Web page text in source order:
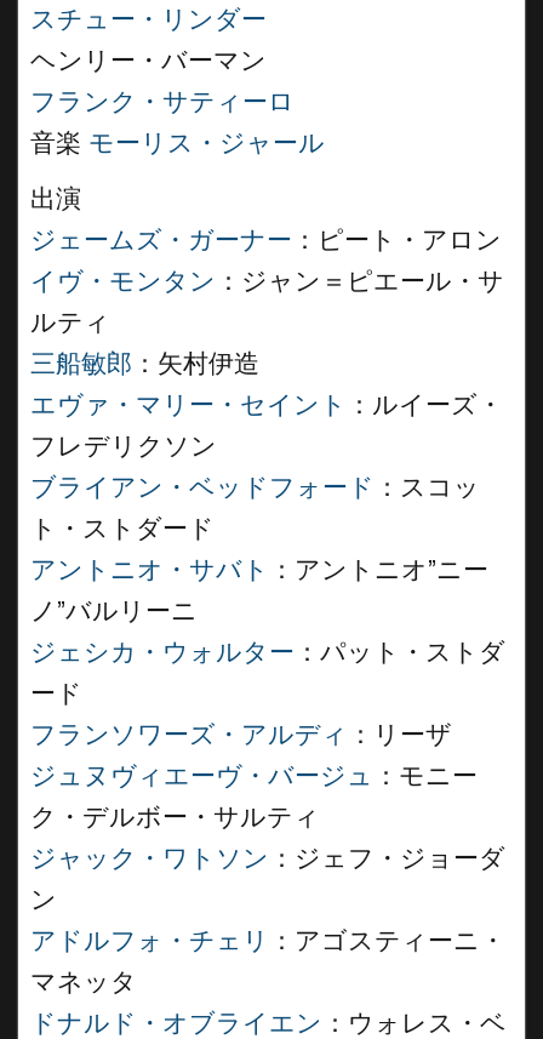
スチュー・リンダー
ヘンリー・バーマン
フランク・サティーロ
音楽 モーリス・ジャール
出演
ジェームズ・ガーナー ：ピート・アロン
イヴ・モンタン ：ジャン＝ピエール・サ
ルティ
三船敏郎 ：矢村伊造
エヴァ・マリー・セイント
：ルイーズ・
フレデリクソン
ブライアン・ベッドフォード ：スコッ
ト・ストダード
アントニオ・サバト
：アントニオ”ニー
ノ”バルリーニ
ジェシカ・ウォルター ：パット・ストダ
ード
フランソワーズ・アルディ ：リーザ
ジュヌヴィエーヴ・バージュ ：モニー
ク・デルボー・サルティ
ジャック・ワトソン ：ジェフ・ジョーダ
ン
アドルフォ・チェリ
：アゴスティーニ・
マネッタ
ドナルド・オブライエン ：ウォレス・ベ